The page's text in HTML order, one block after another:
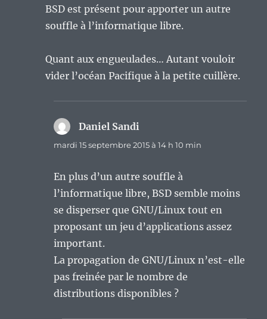
BSD est présent pour apporter un autre
souffle à l’informatique libre.
Quant aux engueulades… Autant vouloir
vider l’océan Pacifique à la petite cuillère.
Daniel Sandi
mardi 15 septembre 2015 à 14 h 10 min
En plus d’un autre souffle à
l’informatique libre, BSD semble moins
se disperser que GNU/Linux tout en
proposant un jeu d’applications assez
important.
La propagation de GNU/Linux n’est-elle
pas freinée par le nombre de
distributions disponibles ?